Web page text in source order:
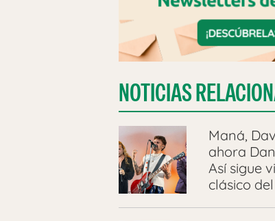
NOTICIAS
Maná,
ahora
Así sigue
clásico